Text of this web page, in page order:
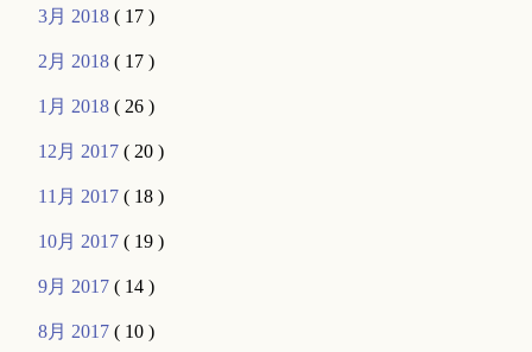
3月 2018( 17 )
2月 2018( 17 )
1月 2018( 26 )
12月 2017( 20 )
11月 2017( 18 )
10月 2017( 19 )
9月 2017( 14 )
8月 2017( 10 )